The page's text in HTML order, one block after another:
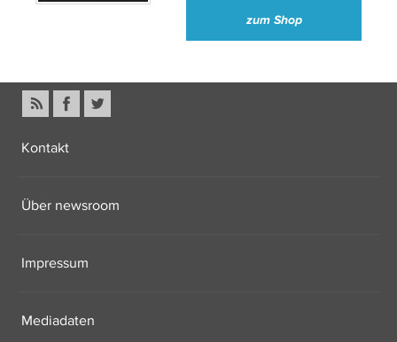
zum Shop
Kontakt
Über newsroom
Impressum
Mediadaten